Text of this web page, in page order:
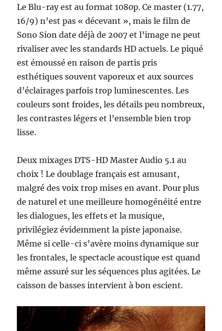
Le Blu-ray est au format 1080p. Ce master (1.77,
16/9) n’est pas « décevant », mais le film de
Sono Sion date déjà de 2007 et l’image ne peut
rivaliser avec les standards HD actuels. Le piqué
est émoussé en raison de partis pris
esthétiques souvent vaporeux et aux sources
d’éclairages parfois trop luminescentes. Les
couleurs sont froides, les détails peu nombreux,
les contrastes légers et l’ensemble bien trop
lisse.
Deux mixages DTS-HD Master Audio 5.1 au
choix ! Le doublage français est amusant,
malgré des voix trop mises en avant. Pour plus
de naturel et une meilleure homogénéité entre
les dialogues, les effets et la musique,
privilégiez évidemment la piste japonaise.
Même si celle-ci s’avère moins dynamique sur
les frontales, le spectacle acoustique est quand
même assuré sur les séquences plus agitées. Le
caisson de basses intervient à bon escient.